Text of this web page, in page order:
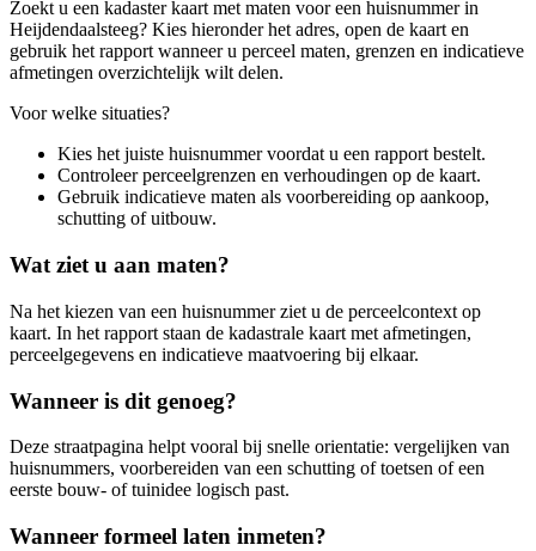
Zoekt u een kadaster kaart met maten voor een huisnummer in
Heijdendaalsteeg? Kies hieronder het adres, open de kaart en
gebruik het rapport wanneer u perceel maten, grenzen en indicatieve
afmetingen overzichtelijk wilt delen.
Voor welke situaties?
Kies het juiste huisnummer voordat u een rapport bestelt.
Controleer perceelgrenzen en verhoudingen op de kaart.
Gebruik indicatieve maten als voorbereiding op aankoop,
schutting of uitbouw.
Wat ziet u aan maten?
Na het kiezen van een huisnummer ziet u de perceelcontext op
kaart. In het rapport staan de kadastrale kaart met afmetingen,
perceelgegevens en indicatieve maatvoering bij elkaar.
Wanneer is dit genoeg?
Deze straatpagina helpt vooral bij snelle orientatie: vergelijken van
huisnummers, voorbereiden van een schutting of toetsen of een
eerste bouw- of tuinidee logisch past.
Wanneer formeel laten inmeten?